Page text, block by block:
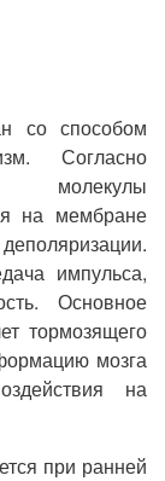
со способом
Согласно
молекулы
на мембране
импульса,
Основное
тормозящего
мозга
на
при ранней